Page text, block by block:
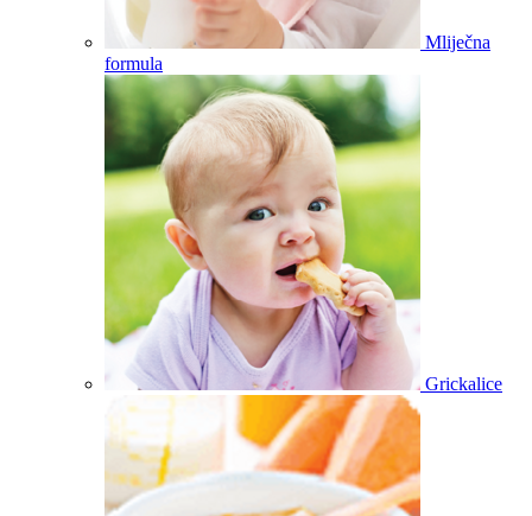
Mliječna
formula
Grickalice